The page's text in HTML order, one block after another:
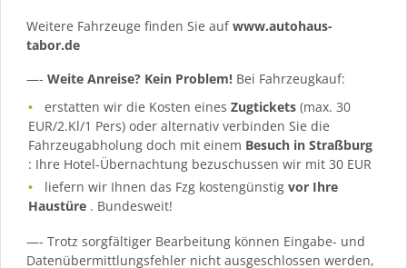
Weitere Fahrzeuge finden Sie aufwww.autohaus-
tabor.de
—- Weite Anreise? Kein Problem! Bei Fahrzeugkauf:
erstatten wir die Kosten einesZugtickets(max. 30
EUR/2.Kl/1 Pers) oder alternativ verbinden Sie die
Fahrzeugabholung doch mit einem Besuch in Straßburg
: Ihre Hotel-Übernachtung bezuschussen wir mit 30 EUR
liefern wir Ihnen das Fzg kostengünstigvor Ihre
Haustüre . Bundesweit!
—- Trotz sorgfältiger Bearbeitung können Eingabe- und
Datenübermittlungsfehler nicht ausgeschlossen werden,